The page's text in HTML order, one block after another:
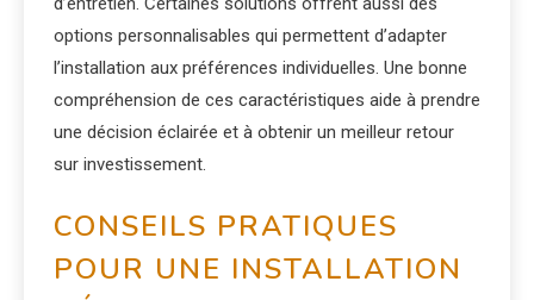
options personnalisables qui permettent d’adapter
l’installation aux préférences individuelles. Une bonne
compréhension de ces caractéristiques aide à prendre
une décision éclairée et à obtenir un meilleur retour
sur investissement.
CONSEILS PRATIQUES
POUR UNE INSTALLATION